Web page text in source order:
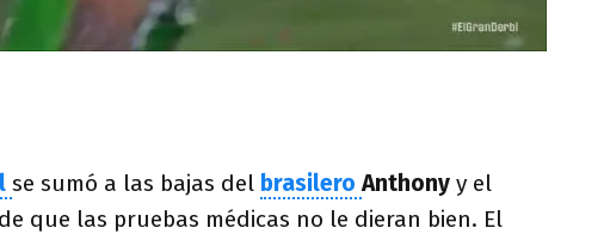
se sumó a las bajas del brasileroAnthony y el
que las pruebas médicas no le dieran bien. El